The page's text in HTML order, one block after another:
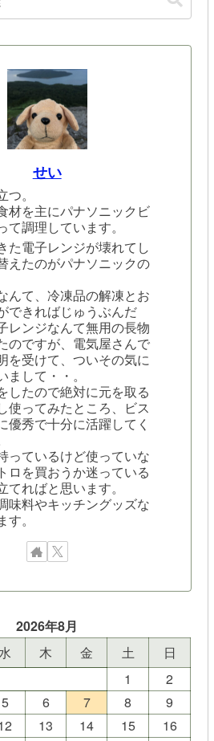
せい
。
材を主にパナソニックビ
て調理しています。
た電子レンジが壊れてし
えたのがパナソニックの
んて、冷凍品の解凍とお
できればじゅうぶんだ
レンジなんて無用の長物
のですが、電気屋さんで
を受けて、ついその気に
まして・・。
したので絶対に元を取る
使ってみたところ、ビス
優秀で十分に活躍してく
っているけど使っていな
ロを買おうか迷っている
てればと思います。
味料やキッチングッズな
。
2026年8月
水 木 金 土
日
1
2
5 6 7 8
9
13 14 15
16